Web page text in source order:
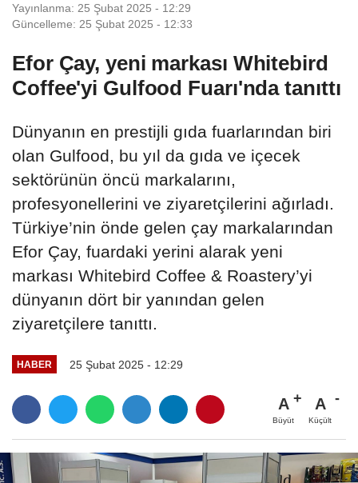
Yayınlanma: 25 Şubat 2025 - 12:29
Güncelleme: 25 Şubat 2025 - 12:33
Efor Çay, yeni markası Whitebird
Coffee'yi Gulfood Fuarı'nda tanıttı
Dünyanın en prestijli gıda fuarlarından biri
olan Gulfood, bu yıl da gıda ve içecek
sektörünün öncü markalarını,
profesyonellerini ve ziyaretçilerini ağırladı.
Türkiye’nin önde gelen çay markalarından
Efor Çay, fuardaki yerini alarak yeni
markası Whitebird Coffee & Roastery’yi
dünyanın dört bir yanından gelen
ziyaretçilere tanıttı.
HABER 25 Şubat 2025 - 12:29
A
Büyüt
A
Küçült